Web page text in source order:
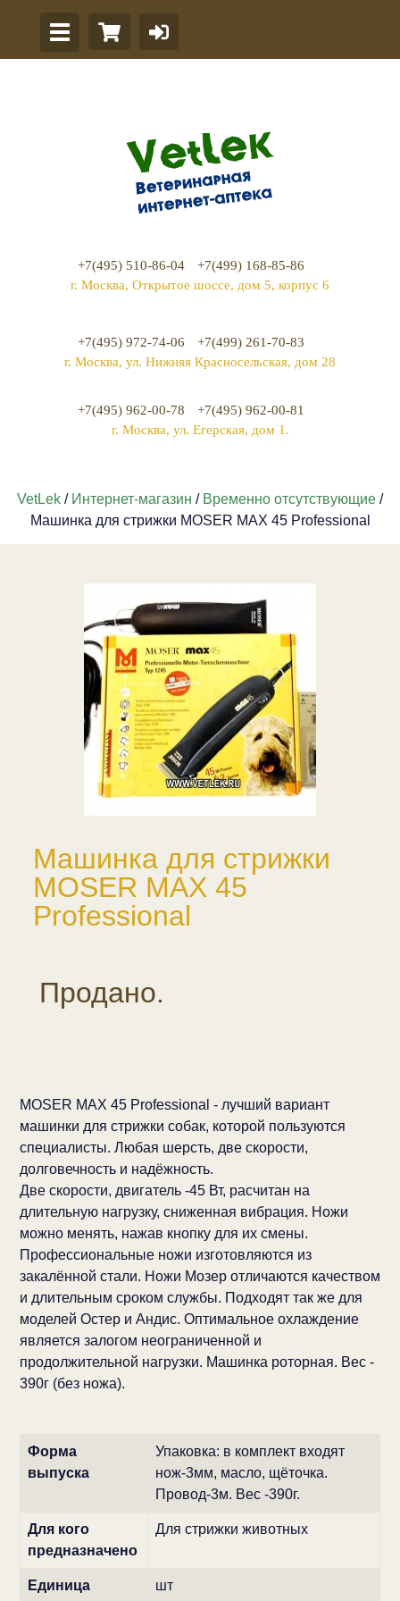
+7(495) 510-86-04
+7(499) 168-85-86
г. Москва, Открытое шоссе, дом 5, корпус 6
+7(495) 972-74-06
+7(499) 261-70-83
г. Москва, ул. Нижняя Красносельская, дом 28
+7(495) 962-00-78
+7(495) 962-00-81
г. Москва, ул. Егерская, дом 1.
VetLek / Интернет-магазин / Временно отсутствующие /
Машинка для стрижки MOSER MAX 45 Professional
Машинка для стрижки
MOSER MAX 45
Professional
Продано.
MOSER MAX 45 Professional - лучший вариант
машинки для стрижки собак, которой пользуются
специалисты. Любая шерсть, две скорости,
долговечность и надёжность.
Две скорости, двигатель -45 Вт, расчитан на
длительную нагрузку, сниженная вибрация. Ножи
можно менять, нажав кнопку для их смены.
Профессиональные ножи изготовляются из
закалённой стали. Ножи Мозер отличаются качеством
и длительным сроком службы. Подходят так же для
моделей Остер и Андис. Оптимальное охлаждение
является залогом неограниченной и
продолжительной нагрузки. Машинка роторная. Вес -
390г (без ножа).
Форма
выпуска
Упаковка: в комплект входят
нож-3мм, масло, щёточка.
Провод-3м. Вес -390г.
Для кого
предназначено
Для стрижки животных
Единица
шт